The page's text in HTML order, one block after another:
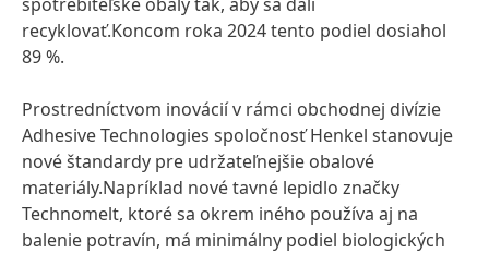
recyklovať.Koncom roka 2024 tento podiel dosiahol
89 %.
Prostredníctvom inovácií v rámci obchodnej divízie
Adhesive Technologies spoločnosť Henkel stanovuje
nové štandardy pre udržateľnejšie obalové
materiály.Napríklad nové tavné lepidlo značky
Technomelt, ktoré sa okrem iného používa aj na
balenie potravín, má minimálny podiel biologických